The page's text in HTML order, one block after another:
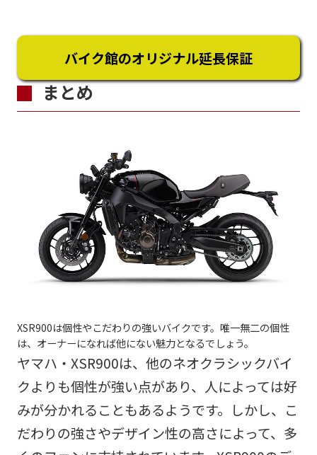
バイク館のオリジナル延長保証
まとめ
XSR900は個性やこだわりの強いバイクです。唯一無二の個性
は、オーナーになれば他にない魅力となるでしょう。
ヤマハ・XSR900は、他のネオクラシックバイ
クよりも個性が強い点があり、人によっては好
みが分かれることもあるようです。しかし、こ
だわりの強さやデザイン性の高さによって、多